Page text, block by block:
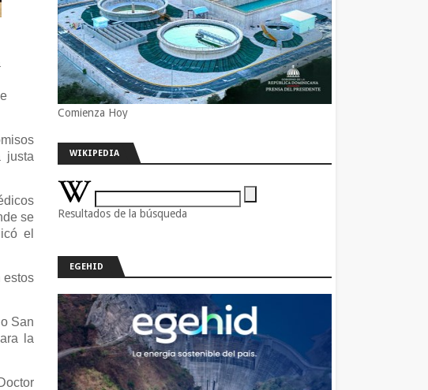
justa
se
el
estos
San
la
Comienza Hoy
WIKIPEDIA
Resultados de la búsqueda
EGEHID